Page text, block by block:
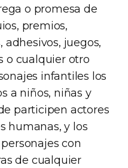
o promesa de
premios,
adhesivos, juegos,
o cualquier otro
infantiles los
a niños, niñas y
participen actores
humanas, y los
con
de cualquier